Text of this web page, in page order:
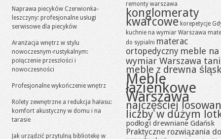
Naprawa piecyków Czerwionka-
leszczyny: profesjonalne usługi
serwisowe dla piecyków
Aranżacja wnętrz w stylu
nowoczesnym-rustykalnym:
połączenie przeszłości i
nowoczesności
Profesjonalne wykończenie wnętrz
Rolety zewnętrzne a redukcja hałasu:
komfort akustyczny w domu i na
tarasie
Jak urządzić przytulną bibliotekę w
remonty warszawa
konglomeraty
kwarcowe korepetycje
kuchnie na wymiar Warszawa
do sypialni materac
ortopedyczny meble na
wymiar Warszawa
meble z drewna
Meble
łazienkowe
Warszawa
najczęściej
liczby w dużym
podłogi drewniane Gdańsk
Praktyczne rozwiązania do